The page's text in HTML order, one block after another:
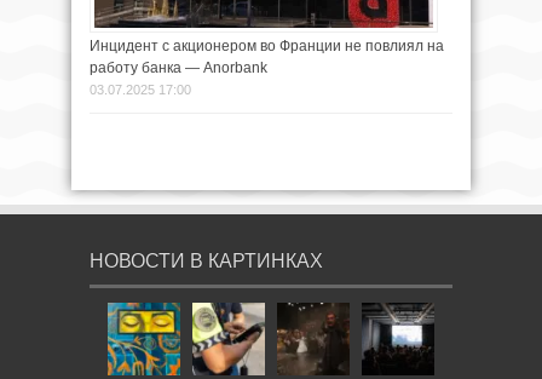
Инцидент с акционером во Франции не повлиял на
работу банка — Anorbank
03.07.2025 17:00
НОВОСТИ В КАРТИНКАХ